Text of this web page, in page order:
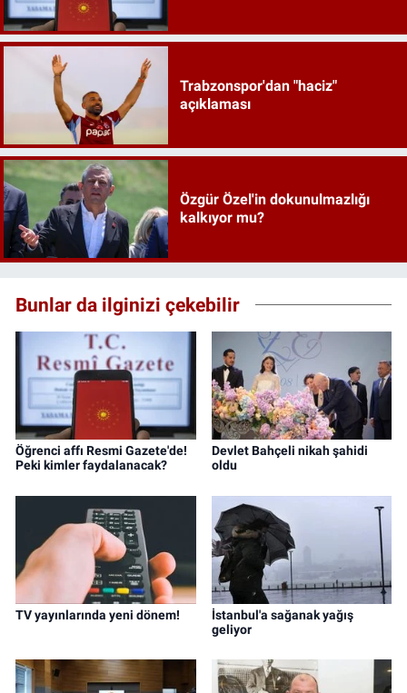
Trabzonspor'dan "haciz"
açıklaması
Özgür Özel'in dokunulmazlığı
kalkıyor mu?
Bunlar da ilginizi çekebilir
Öğrenci affı Resmi Gazete'de!
Peki kimler faydalanacak?
Devlet Bahçeli nikah şahidi
oldu
TV yayınlarında yeni dönem!
İstanbul'a sağanak yağış
geliyor